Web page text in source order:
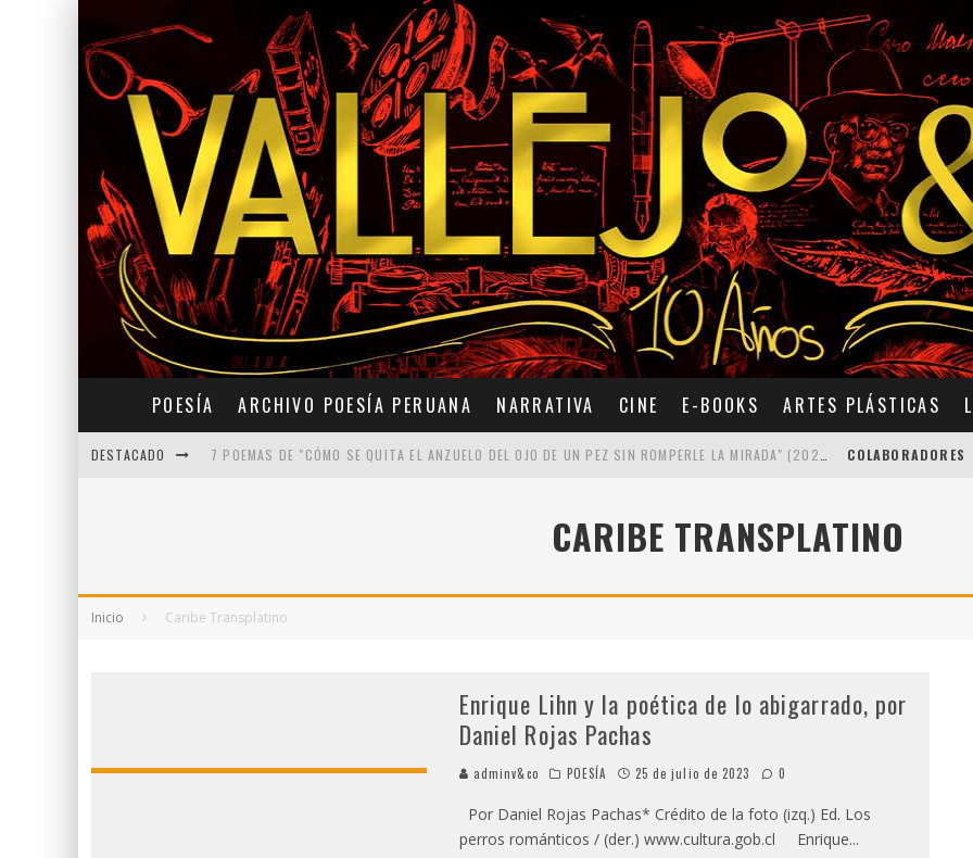
POESÍA ARCHIVO POESÍA PERUANA NARRATIVA CINE E-BOOKS ARTES PLÁSTICAS
DESTACADO
SOBRE "PROSAS MINÚSCULAS" (2025), DE ALONSO RABÍ
COLABORADORES
CARIBE TRANSPLATINO
Inicio Caribe Transplatino
Enrique Lihn y la poética de lo abigarrado, por
Daniel Rojas Pachas
adminv&co POESÍA 25 de julio de 2023 0
Por Daniel Rojas Pachas* Crédito de la foto (izq.) Ed. Los
perros románticos / (der.) www.cultura.gob.cl Enrique...